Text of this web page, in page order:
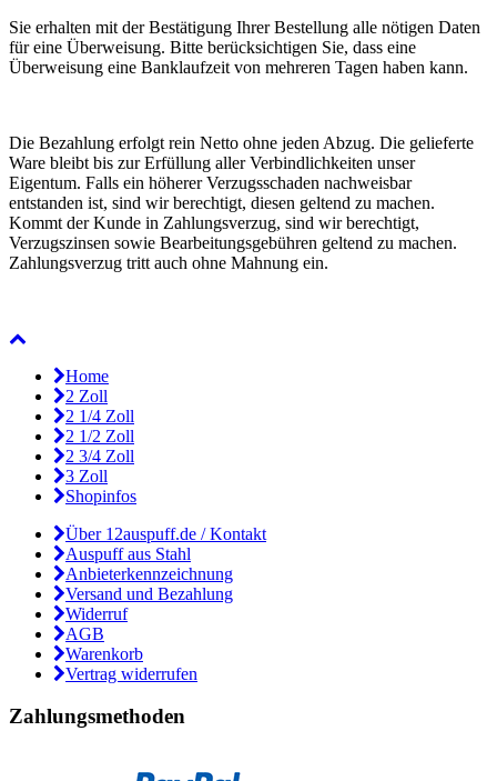
Sie erhalten mit der Bestätigung Ihrer Bestellung alle nötigen Daten
für eine Überweisung. Bitte berücksichtigen Sie, dass eine
Überweisung eine Banklaufzeit von mehreren Tagen haben kann.
Die Bezahlung erfolgt rein Netto ohne jeden Abzug. Die gelieferte
Ware bleibt bis zur Erfüllung aller Verbindlichkeiten unser
Eigentum. Falls ein höherer Verzugsschaden nachweisbar
entstanden ist, sind wir berechtigt, diesen geltend zu machen.
Kommt der Kunde in Zahlungsverzug, sind wir berechtigt,
Verzugszinsen sowie Bearbeitungsgebühren geltend zu machen.
Zahlungsverzug tritt auch ohne Mahnung ein.
Home
2 Zoll
2 1/4 Zoll
2 1/2 Zoll
2 3/4 Zoll
3 Zoll
Shopinfos
Über 12auspuff.de / Kontakt
Auspuff aus Stahl
Anbieterkennzeichnung
Versand und Bezahlung
Widerruf
AGB
Warenkorb
Vertrag widerrufen
Zahlungsmethoden